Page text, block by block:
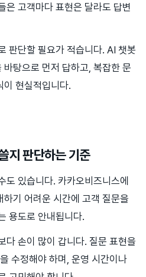
은 고객마다 표현은 달라도 답변
판단할 필요가 적습니다. AI 챗봇
바탕으로 먼저 답하고, 복잡한 문
이 현실적입니다.
지 판단하는 기준
도 있습니다. 카카오비즈니스에
기 어려운 시간에 고객 질문을
용도로 안내됩니다.
다 손이 많이 갑니다. 질문 표현을
수정해야 하며, 운영 시간이나